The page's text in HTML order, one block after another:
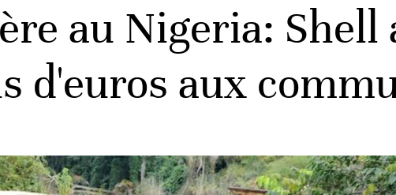
au Nigeria: Shell
d'euros aux